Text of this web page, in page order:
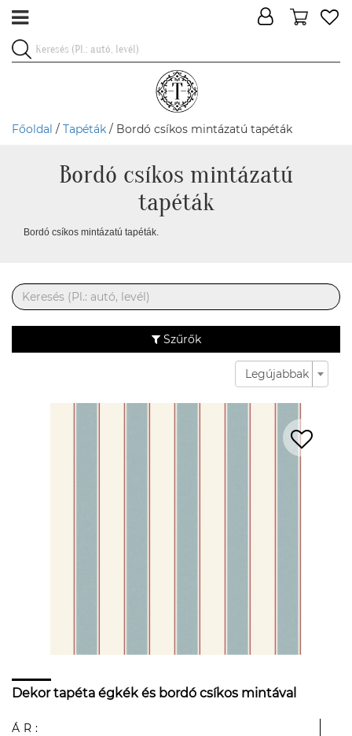
Főoldal / Tapéták / Bordó csíkos mintázatú tapéták
Bordó csíkos mintázatú
tapéták
Bordó csíkos mintázatú tapéták.
Szűrők
Legújabbak
Dekor tapéta égkék és bordó csíkos mintával
ÁR: